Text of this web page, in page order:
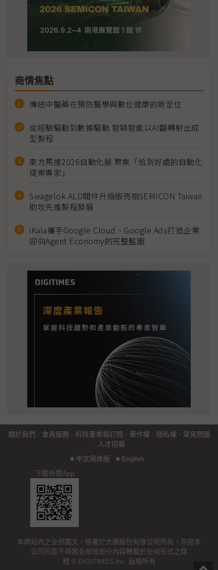
商情焦點
傳統中醫藥在預防醫學與數位健康的新定位
從經驗驅動到數據驅動 智穎智能以AI翻轉射出成
型製程
東方馬達2026自動化展 聚焦「恰到好處的自動化
提案專家」
Swagelok ALD閥件升級版亮相SEMICON Taiwan
助攻先進製程發展
iKala攜手Google Cloud、Google Ads打造企業
迎向Agent Economy的完整藍圖
關於我們 · 會員服務 · 科技產業報訂閱 · 著作權 · 隱私權 · 常見問題
· 人才招募
■ 中文简体版 ■ English
下載新聞App
本網站內之全部圖文，係屬於大椽股份有限公司所有，非經本
公司同意不得將全部或部分內容轉載於任何形式之媒
體 © DIGITIMES Inc. 版權所有